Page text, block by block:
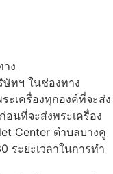
าง
ษัทฯ ในช่องทาง
ะเครื่องทุกองค์ที่จะส่ง
นที่จะส่งพระเครื่อง
Center ตำบลบางคู
ระยะเวลาในการทำ